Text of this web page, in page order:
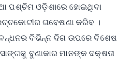
ପଶ୍ଚିମ ଓଡ଼ିଶାରେ ହୋଇଥିବା
ଗବେଷଣା କରିବ ।
ବିଭିନ୍ନ ଦିଗ ଉପରେ ବିଶେଷ
ବୁଣାକାର ମାନଙ୍କ ଦକ୍ଷତା